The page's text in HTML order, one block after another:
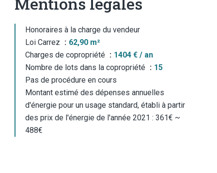
Honoraires à la charge du vendeur
Loi Carrez
62,90 m²
Charges de copropriété
1404 € / an
Nombre de lots dans la copropriété
15
Pas de procédure en cours
Montant estimé des dépenses annuelles
d'énergie pour un usage standard, établi à partir
des prix de l'énergie de l'année 2021 : 361€ ~
488€